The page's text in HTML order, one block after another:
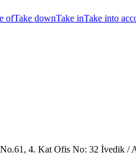
ofTake downTake inTake into
4. Kat Ofis No: 32 İvedik /